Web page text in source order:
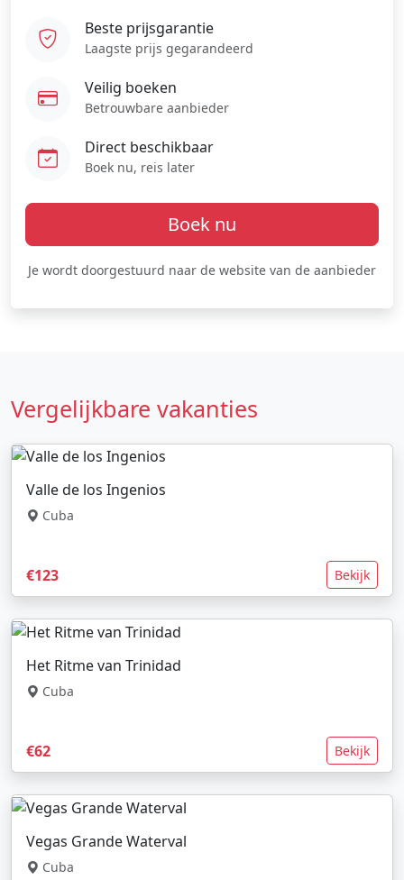
Beste prijsgarantie
Laagste prijs gegarandeerd
Veilig boeken
Betrouwbare aanbieder
Direct beschikbaar
Boek nu, reis later
Boek nu
Je wordt doorgestuurd naar de website van de aanbieder
Vergelijkbare vakanties
Valle de los Ingenios
Cuba
€123 Bekijk
Het Ritme van Trinidad
Cuba
€62 Bekijk
Vegas Grande Waterval
Cuba